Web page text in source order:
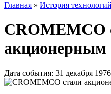
Главная » История технологий
CROMEMCO
акционерным
Дата события: 31 декабря 1976